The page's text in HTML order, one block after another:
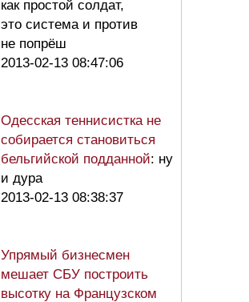
как простой солдат,
это система и против
не попрёш
2013-02-13 08:47:06
Одесская теннисистка не
собирается становиться
бельгийской подданной: ну
и дура
2013-02-13 08:38:37
Упрямый бизнесмен
мешает СБУ построить
высотку на Французском